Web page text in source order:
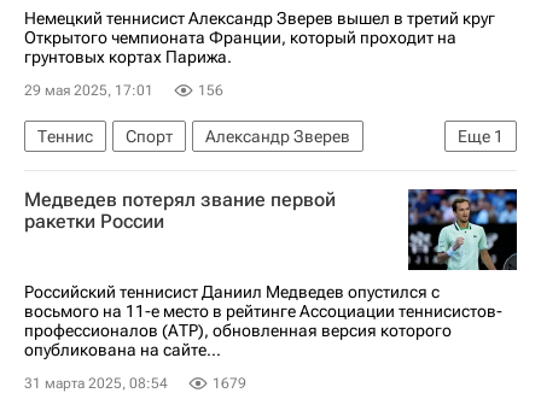
Немецкий теннисист Александр Зверев вышел в третий круг
Открытого чемпионата Франции, который проходит на
грунтовых кортах Парижа.
29 мая 2025, 17:01 156
Еще 1
Теннис Спорт
Александр Зверев
Ролан Гаррос
Медведев потерял звание первой
ракетки России
Российский теннисист Даниил Медведев опустился с
восьмого на 11-е место в рейтинге Ассоциации теннисистов-
профессионалов (АТР), обновленная версия которого
опубликована на сайте...
31 марта 2025, 08:54 1679